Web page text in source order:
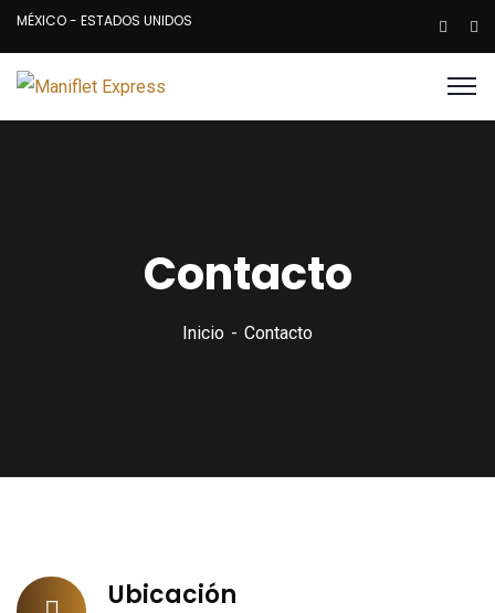
MÉXICO - ESTADOS UNIDOS
Contacto
Inicio Contacto
Ubicación